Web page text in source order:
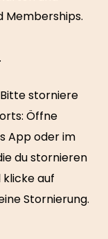
Memberships.
storniere
Öffne
App oder im
du stornieren
auf
Stornierung.